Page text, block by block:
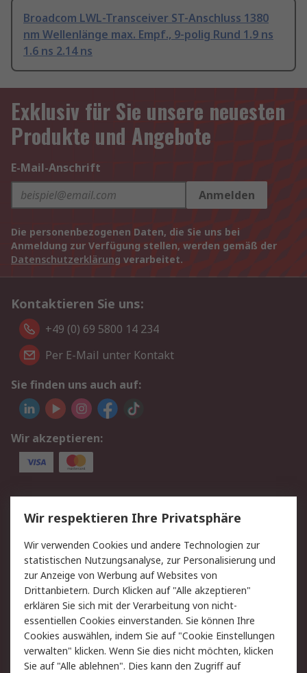
Broadcom LWL-Transceiver ST-Anschluss 1380
nm Wellenlänge max. Empf., 9-polig Rund 1.9 ns
1.6 ns 2.14 ns
Exklusiv für Sie unsere neuesten
Produkte und Angebote
E-Mail-Anschrift
Anmelden
Die personenbezogenen Daten, die Sie uns bei
Anmeldung zur Verfügung stellen, werden gemäß der
Datenschutzerklärung verarbeitet.
Kontaktieren Sie uns:
+49 (0) 69 5800 14 234
Per E-Mail unter Kontakt
Sie finden uns auch auf:
Wir akzeptieren:
Service
Value Added Services
Lieferlösungen
Rücksendungen
Kontakt
Hilfe
Privatkunden
Rechtliches
AGB
Datenschutz
Cookie-Richtlinie
Zahlungsbedingungen
Copyright/Impressum
Entsorgung
Wir respektieren Ihre Privatsphäre
Wir verwenden Cookies und andere Technologien zur
statistischen Nutzungsanalyse, zur Personalisierung und
zur Anzeige von Werbung auf Websites von
Drittanbietern. Durch Klicken auf "Alle akzeptieren"
erklären Sie sich mit der Verarbeitung von nicht-
essentiellen Cookies einverstanden. Sie können Ihre
Cookies auswählen, indem Sie auf "Cookie Einstellungen
verwalten" klicken. Wenn Sie dies nicht möchten, klicken
Sie auf "Alle ablehnen". Dies kann den Zugriff auf